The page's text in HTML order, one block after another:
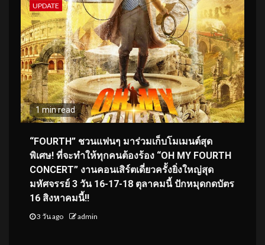
UPDATE
1 min read
“FOURTH” ชวนแฟนๆ มาร่วมเก็บโมเมนต์สุด
พิเศษ! ที่จะทำให้ทุกคนต้องร้อง “OH MY FOURTH
CONCERT” งานคอนเสิร์ตเดี่ยวครั้งยิ่งใหญ่สุด
มหัศจรรย์ 3 วัน 16-17-18 ตุลาคมนี้ ปักหมุดกดบัตร
16 สิงหาคมนี้!!
3 วัน ago admin